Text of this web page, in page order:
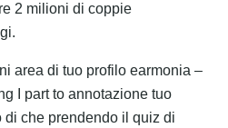
2 milioni di coppie
area di tuo profilo earmonia –
I part to annotazione tuo
di che prendendo il quiz di